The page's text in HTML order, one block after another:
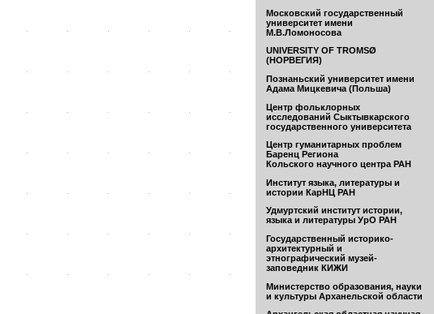
Московский государственный
университет имени
М.В.Ломоносова
UNIVERSITY OF TROMSØ
(НОРВЕГИЯ)
Познаньский университет имени
Адама Мицкевича (Польша)
Центр фольклорных
исследований Сыктывкарского
государственного университета
Центр гуманитарных проблем
Баренц Региона
Кольского научного центра РАН
Институт языка, литературы и
истории КарНЦ РАН
Удмуртский институт истории,
языка и литературы УрО РАН
Государственный историко-
архитектурный и
этнографический музей-
заповедник КИЖИ
Министерство образования, науки
и культуры Арханельской области